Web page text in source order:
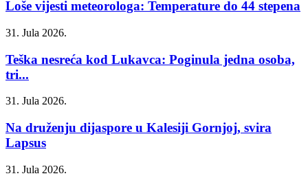
Loše vijesti meteorologa: Temperature do 44 stepena
31. Jula 2026.
Teška nesreća kod Lukavca: Poginula jedna osoba,
tri...
31. Jula 2026.
Na druženju dijaspore u Kalesiji Gornjoj, svira
Lapsus
31. Jula 2026.